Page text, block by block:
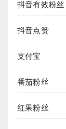
抖音有效粉丝
抖音点赞
支付宝
番茄粉丝
红果粉丝